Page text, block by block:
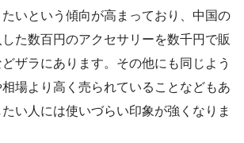
いという傾向が高まっており、中国の
た数百円のアクセサリーを数千円で販
ザラにあります。その他にも同じよう
場より高く売られていることなどもあ
い人には使いづらい印象が強くなりま